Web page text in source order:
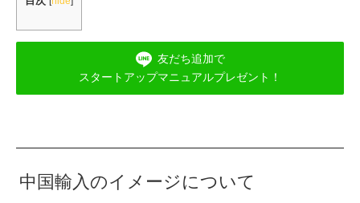
友だち追加で
スタートアップマニュアルプレゼント！
中国輸入のイメージについて